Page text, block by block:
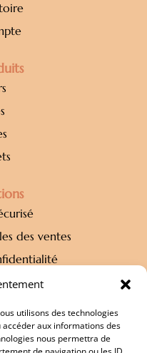
utilisons des technologies
aux informations des
nous permettra de
des ventes
tendances !